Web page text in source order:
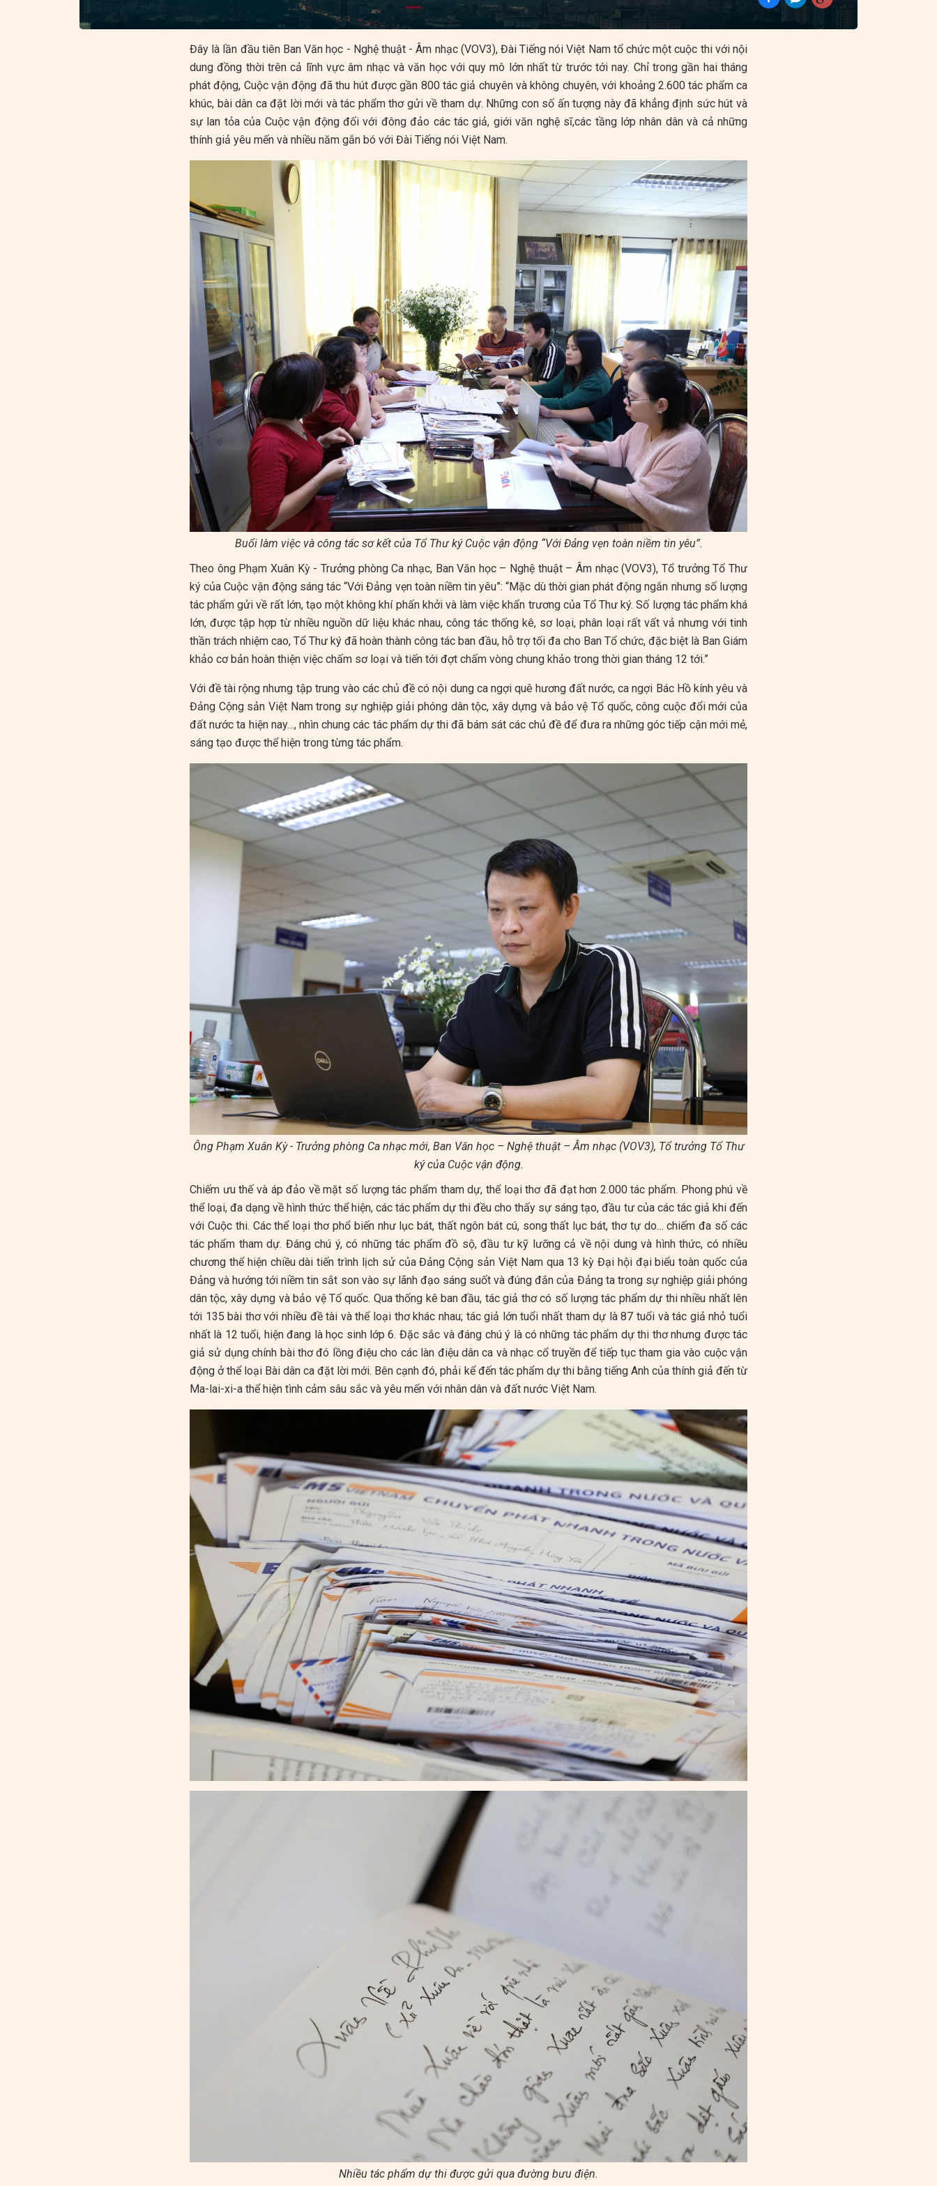
Đây là lần đầu tiên Ban Văn học - Nghệ thuật - Âm nhạc (VOV3), Đài Tiếng nói Việt Nam tổ chức một cuộc thi với nội
dung đồng thời trên cả lĩnh vực âm nhạc và văn học với quy mô lớn nhất từ trước tới nay. Chỉ trong gần hai tháng
phát động, Cuộc vận động đã thu hút được gần 800 tác giả chuyên và không chuyên, với khoảng 2.600 tác phẩm ca
khúc, bài dân ca đặt lời mới và tác phẩm thơ gửi về tham dự. Những con số ấn tượng này đã khẳng định sức hút và
sự lan tỏa của Cuộc vận động đối với đông đảo các tác giả, giới văn nghệ sĩ,các tầng lớp nhân dân và cả những
thính giả yêu mến và nhiều năm gắn bó với Đài Tiếng nói Việt Nam.
Buổi làm việc và công tác sơ kết của Tổ Thư ký Cuộc vận động “Với Đảng vẹn toàn niềm tin yêu”.
Theo ông Phạm Xuân Kỳ - Trưởng phòng Ca nhạc, Ban Văn học – Nghệ thuật – Âm nhạc (VOV3), Tổ trưởng Tổ Thư
ký của Cuộc vận động sáng tác “Với Đảng vẹn toàn niềm tin yêu”: “Mặc dù thời gian phát động ngắn nhưng số lượng
tác phẩm gửi về rất lớn, tạo một không khí phấn khởi và làm việc khẩn trương của Tổ Thư ký. Số lượng tác phẩm khá
lớn, được tập hợp từ nhiều nguồn dữ liệu khác nhau, công tác thống kê, sơ loại, phân loại rất vất vả nhưng với tinh
thần trách nhiệm cao, Tổ Thư ký đã hoàn thành công tác ban đầu, hỗ trợ tối đa cho Ban Tổ chức, đặc biệt là Ban Giám
khảo cơ bản hoàn thiện việc chấm sơ loại và tiến tới đợt chấm vòng chung khảo trong thời gian tháng 12 tới.”
Với đề tài rộng nhưng tập trung vào các chủ đề có nội dung ca ngợi quê hương đất nước, ca ngợi Bác Hồ kính yêu và
Đảng Cộng sản Việt Nam trong sự nghiệp giải phóng dân tộc, xây dựng và bảo vệ Tổ quốc, công cuộc đổi mới của
đất nước ta hiện nay…, nhìn chung các tác phẩm dự thi đã bám sát các chủ đề để đưa ra những góc tiếp cận mới mẻ,
sáng tạo được thể hiện trong từng tác phẩm.
Ông Phạm Xuân Kỳ - Trưởng phòng Ca nhạc mới, Ban Văn học – Nghệ thuật – Âm nhạc (VOV3), Tổ trưởng Tổ Thư
ký của Cuộc vận động.
Chiếm ưu thế và áp đảo về mặt số lượng tác phẩm tham dự, thể loại thơ đã đạt hơn 2.000 tác phẩm. Phong phú về
thể loại, đa dạng về hình thức thể hiện, các tác phẩm dự thi đều cho thấy sự sáng tạo, đầu tư của các tác giả khi đến
với Cuộc thi. Các thể loại thơ phổ biến như lục bát, thất ngôn bát cú, song thất lục bát, thơ tự do… chiếm đa số các
tác phẩm tham dự. Đáng chú ý, có những tác phẩm đồ sộ, đầu tư kỹ lưỡng cả về nội dung và hình thức, có nhiều
chương thể hiện chiều dài tiến trình lịch sử của Đảng Cộng sản Việt Nam qua 13 kỳ Đại hội đại biểu toàn quốc của
Đảng và hướng tới niềm tin sắt son vào sự lãnh đạo sáng suốt và đúng đắn của Đảng ta trong sự nghiệp giải phóng
dân tộc, xây dựng và bảo vệ Tổ quốc. Qua thống kê ban đầu, tác giả thơ có số lượng tác phẩm dự thi nhiều nhất lên
tới 135 bài thơ với nhiều đề tài và thể loại thơ khác nhau; tác giả lớn tuổi nhất tham dự là 87 tuổi và tác giả nhỏ tuổi
nhất là 12 tuổi, hiện đang là học sinh lớp 6. Đặc sắc và đáng chú ý là có những tác phẩm dự thi thơ nhưng được tác
giả sử dụng chính bài thơ đó lồng điệu cho các làn điệu dân ca và nhạc cổ truyền để tiếp tục tham gia vào cuộc vận
động ở thể loại Bài dân ca đặt lời mới. Bên cạnh đó, phải kể đến tác phẩm dự thi bằng tiếng Anh của thính giả đến từ
Ma-lai-xi-a thể hiện tình cảm sâu sắc và yêu mến với nhân dân và đất nước Việt Nam.
Nhiều tác phẩm dự thi được gửi qua đường bưu điện.